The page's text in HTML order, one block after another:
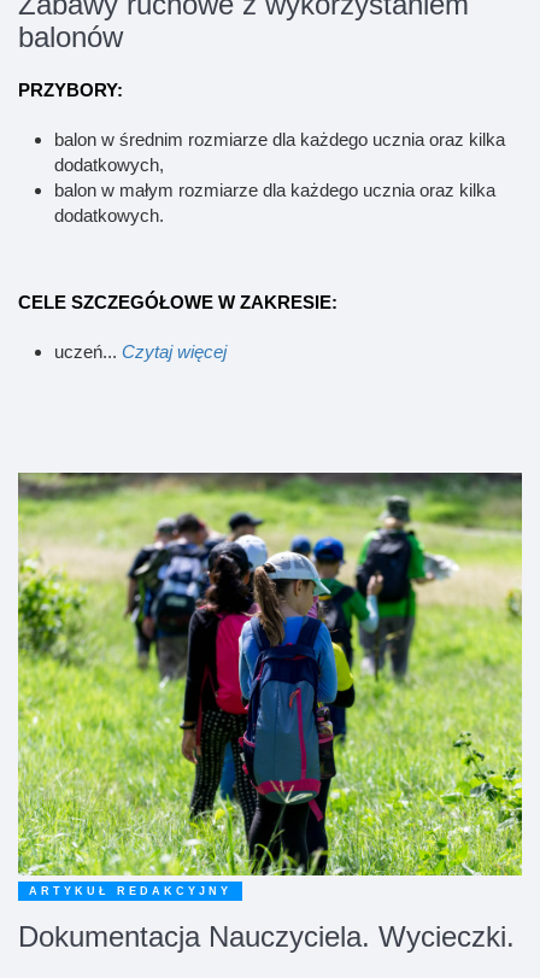
balonów
PRZYBORY:
balon w średnim rozmiarze dla każdego ucznia oraz kilka
dodatkowych,
balon w małym rozmiarze dla każdego ucznia oraz kilka
dodatkowych.
CELE SZCZEGÓŁOWE W ZAKRESIE:
uczeń... Czytaj więcej
ARTYKUŁ REDAKCYJNY
Dokumentacja Nauczyciela. Wycieczki.